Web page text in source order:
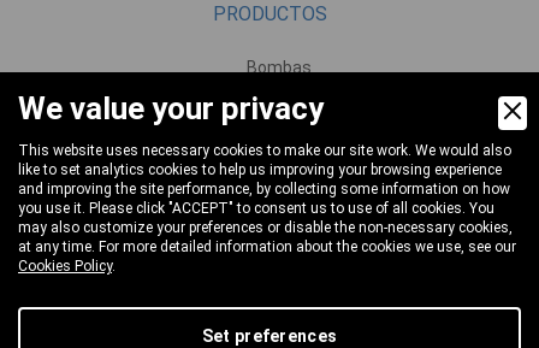
PRODUCTOS
Bombas
Motores y reductores
Pistolas y lanzas
Boquillas y cabezales de lavado
Nebulización y espuma
Racores y enchufes rápidos
We value your privacy
This website uses necessary cookies to make our site work. We would also
like to set analytics cookies to help us improving your browsing experience
and improving the site performance, by collecting some information on how
you use it. Please click "ACCEPT" to consent us to use of all cookies. You
may also customize your preferences or disable the non-necessary cookies,
at any time. For more detailed information about the cookies we use, see our
Cookies Policy.
Set preferences